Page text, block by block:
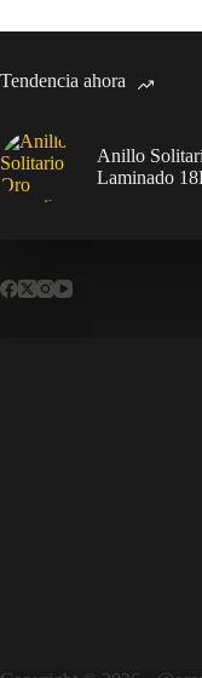
Tendencia ahora
Anillo
Laminado